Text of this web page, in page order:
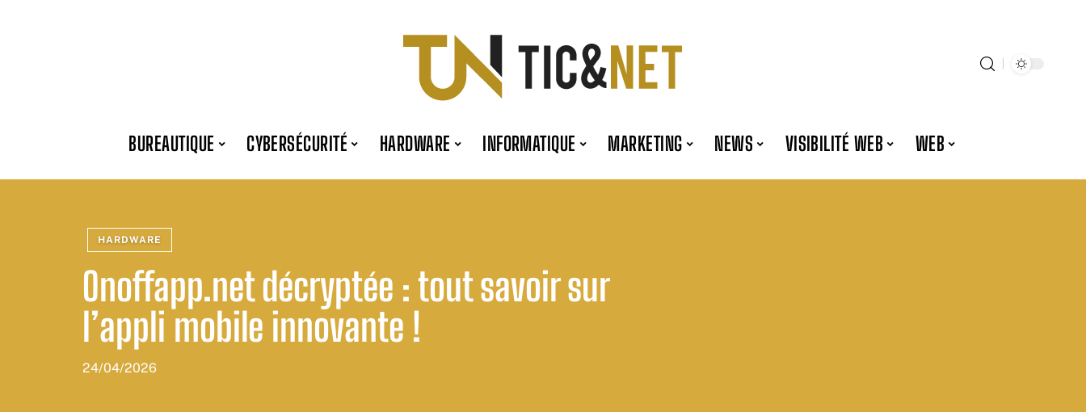
BUREAUTIQUE CYBERSÉCURITÉ HARDWARE INFORMATIQUE MARKETING NEWS VISIBILITÉ WEB WEB
HARDWARE
Onoffapp.net décryptée : tout savoir sur
l’appli mobile innovante !
24/04/2026